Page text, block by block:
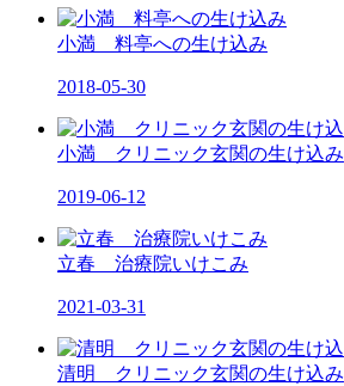
小満 料亭への生け込み
2018-05-30
小満 クリニック玄関の生け込み
2019-06-12
立春 治療院いけこみ
2021-03-31
清明 クリニック玄関の生け込み